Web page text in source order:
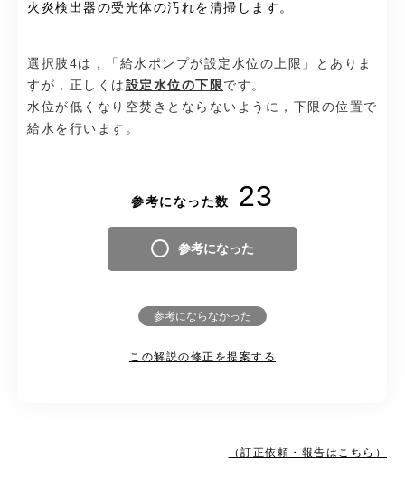
火炎検出器の受光体の汚れを清掃します。
選択肢4は，「給水ポンプが設定水位の上限」とありま
すが，正しくは 設定水位の下限 です。
水位が低くなり空焚きとならないように，下限の位置で
給水を行います。
参考になった数 23
参考になった
参考にならなかった
この解説の修正を提案する
（訂正依頼・報告はこちら）